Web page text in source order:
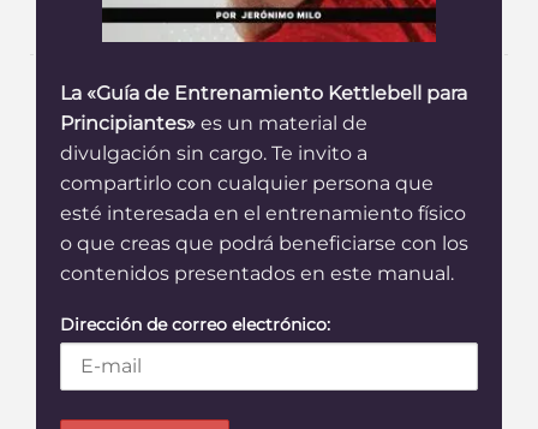
La «Guía de Entrenamiento Kettlebell para
Principiantes» es un material de
divulgación sin cargo. Te invito a
compartirlo con cualquier persona que
esté interesada en el entrenamiento físico
o que creas que podrá beneficiarse con los
contenidos presentados en este manual.
Dirección de correo electrónico: